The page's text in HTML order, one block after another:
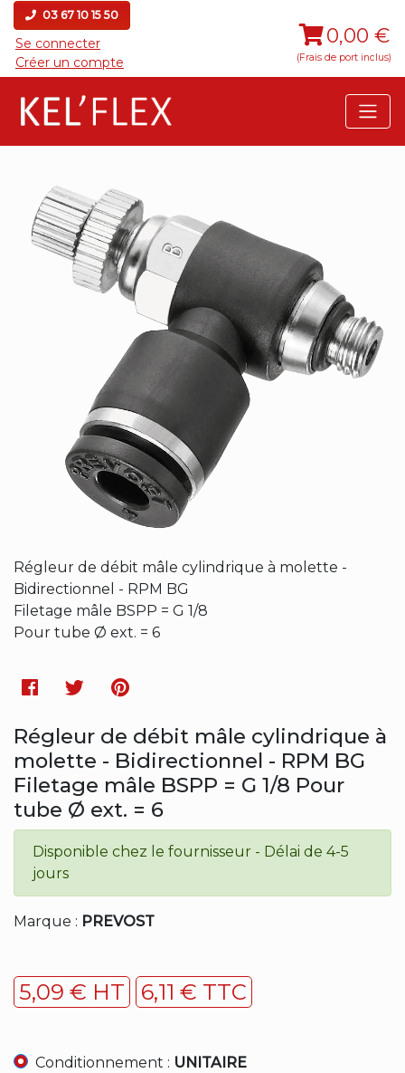
03 67 10 15 50
Se connecter
Créer un compte
0,00 €
(Frais de port inclus)
Régleur de débit mâle cylindrique à molette -
Bidirectionnel - RPM BG
Filetage mâle BSPP = G 1/8
Pour tube Ø ext. = 6
Facebook
TwitterPinterest
Régleur de débit mâle cylindrique à
molette - Bidirectionnel - RPM BG
Filetage mâle BSPP = G 1/8 Pour
tube Ø ext. = 6
Disponible chez le fournisseur - Délai de 4-5
jours
Marque : PREVOST
5,09 € HT 6,11 € TTC
Conditionnement : UNITAIRE